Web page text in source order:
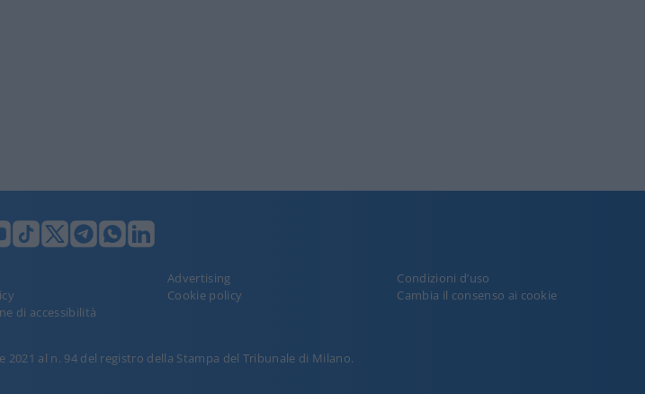
Advertising
Condizioni d’uso
Cookie policy
Cambia il consenso ai cookie
di accessibilità
2021 al n. 94 del registro della Stampa del Tribunale di Milano.